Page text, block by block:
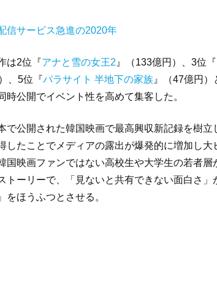
信サービス急進の2020年
は2位『アナと雪の女王2 』（133億円）、3位『
、5位『パラサイト 半地下の家族 』（47億円
時公開でイベント性を高めて集客した。
で公開された韓国映画で最高興収新記録を樹
したことでメディアの露出が爆発的に増加し
国映画ファンではない高校生や大学生の若者
トーリーで、「見ないと共有できない面白さ
をほうふつとさせる。